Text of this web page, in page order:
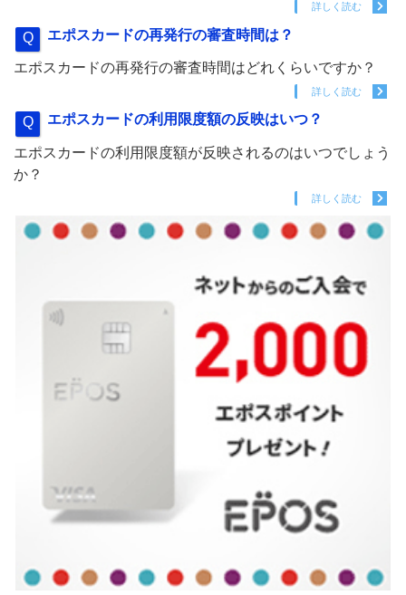
詳しく読む
エポスカードの再発行の審査時間は？
エポスカードの再発行の審査時間はどれくらいですか？
詳しく読む
エポスカードの利用限度額の反映はいつ？
エポスカードの利用限度額が反映されるのはいつでしょう
か？
詳しく読む